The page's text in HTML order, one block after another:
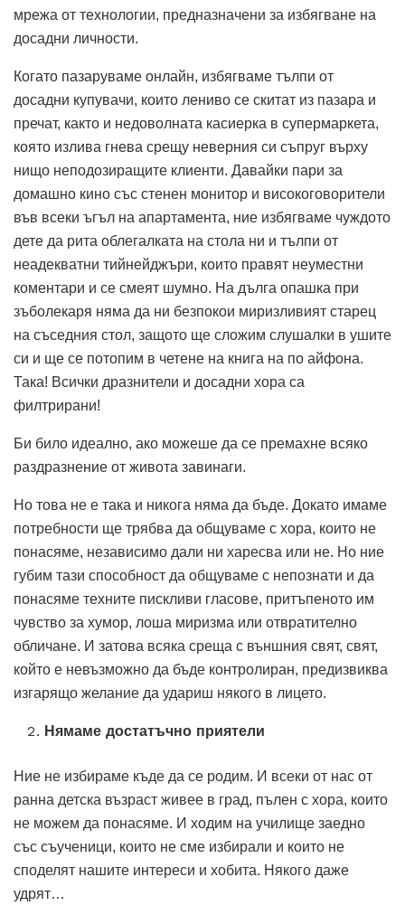
мрежа от технологии, предназначени за избягване на
досадни личности.
Когато пазаруваме онлайн, избягваме тълпи от
досадни купувачи, които лениво се скитат из пазара и
пречат, както и недоволната касиерка в супермаркета,
която излива гнева срещу неверния си съпруг върху
нищо неподозиращите клиенти. Давайки пари за
домашно кино със стенен монитор и високоговорители
във всеки ъгъл на апартамента, ние избягваме чуждото
дете да рита облегалката на стола ни и тълпи от
неадекватни тийнейджъри, които правят неуместни
коментари и се смеят шумно. На дълга опашка при
зъболекаря няма да ни безпокои миризливият старец
на съседния стол, защото ще сложим слушалки в ушите
си и ще се потопим в четене на книга на по айфона.
Така! Всички дразнители и досадни хора са
филтрирани!
Би било идеално, ако можеше да се премахне всяко
раздразнение от живота завинаги.
Но това не е така и никога няма да бъде. Докато имаме
потребности ще трябва да общуваме с хора, които не
понасяме, независимо дали ни харесва или не. Но ние
губим тази способност да общуваме с непознати и да
понасяме техните пискливи гласове, притъпеното им
чувство за хумор, лоша миризма или отвратително
обличане. И затова всяка среща с външния свят, свят,
който е невъзможно да бъде контролиран, предизвиква
изгарящо желание да удариш някого в лицето.
Нямаме достатъчно приятели
Ние не избираме къде да се родим. И всеки от нас от
ранна детска възраст живее в град, пълен с хора, които
не можем да понасяме. И ходим на училище заедно
със съученици, които не сме избирали и които не
споделят нашите интереси и хобита. Някого даже
удрят…